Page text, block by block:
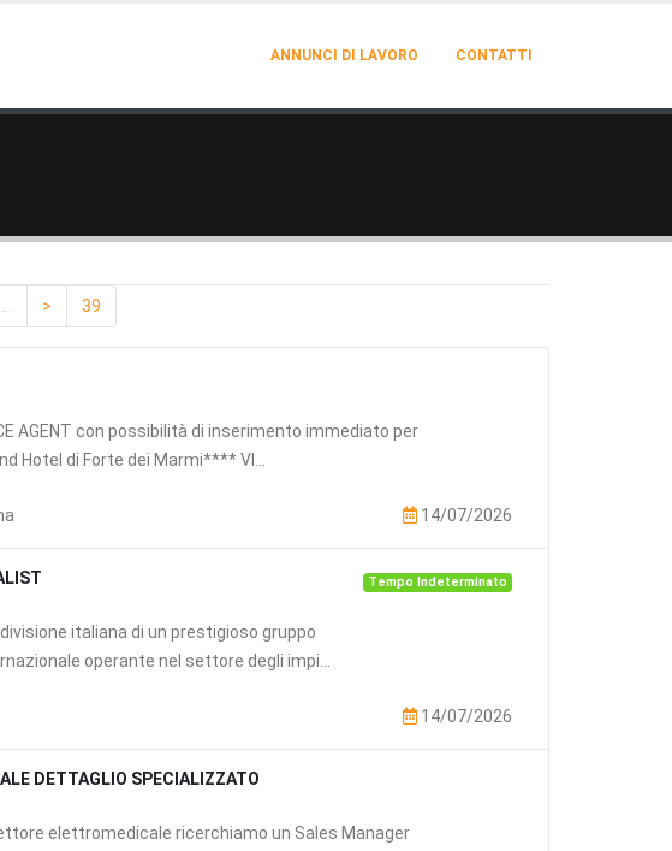
ANNUNCI DI LAVORO CONTATTI
> 39
AGENT con possibilità di inserimento immediato per
Hotel di Forte dei Marmi**** VI...
14/07/2026
Tempo Indeterminato
italiana di un prestigioso gruppo
operante nel settore degli impi...
14/07/2026
DETTAGLIO SPECIALIZZATO
elettromedicale ricerchiamo un Sales Manager